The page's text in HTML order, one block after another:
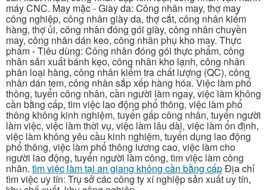
máy CNC. May mặc - Giày da: Công nhân may, thợ may
công nghiệp, công nhân giày da, thợ cắt, công nhân kiểm
hàng, thợ ủi, công nhân đóng gói giày, công nhân chuyền
may, công nhân dán keo, công nhân phụ kho may. Thực
phẩm - Tiêu dùng: Công nhân đóng gói thực phẩm, công
nhân sản xuất bánh kẹo, công nhân kho lạnh, công nhân
phân loại hàng, công nhân kiểm tra chất lượng (QC), công
nhân dán tem, công nhân sắp xếp hàng hóa. Việc làm phổ
thông, tuyển công nhân, cần người làm ngay, việc làm không
cần bằng cấp, tìm việc lao động phổ thông, việc làm phổ
thông không kinh nghiệm, tuyển gấp công nhân, tuyển người
làm việc, việc làm thời vụ, việc làm lâu dài, việc làm ổn định,
việc làm không yêu cầu kinh nghiệm, tuyển dụng lao động
phổ thông, việc làm phổ thông lương cao, việc làm cho
người lao động, tuyển người làm công, tìm việc làm công
nhân. tìm việc làm tại an giang không cần bằng cấpĐịa chỉ
tìm việc uy tín: Trụ sở các công ty xí nghiệp sản xuất uy tín,